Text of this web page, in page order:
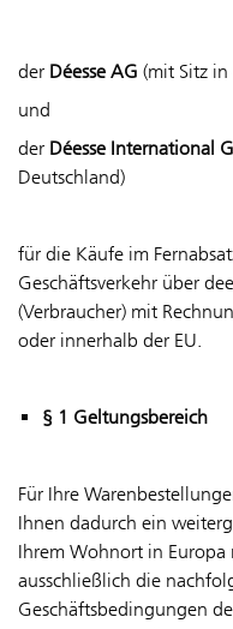
der Déesse AG (mit Sitz
und
der Déesse International
Deutschland)
für die Käufe im
Geschäftsverkehr über
(Verbraucher) mit
oder innerhalb der EU.
§ 1 Geltungsbereich
Für Ihre
Ihnen dadurch ein
Ihrem Wohnort in
ausschließlich die
Geschäftsbedingungen